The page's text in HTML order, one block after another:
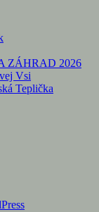
ZÁHRAD 2026
Vsi
Teplička